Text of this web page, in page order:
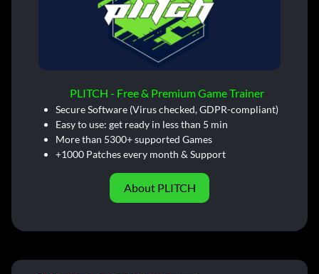
PLITCH - Free & Premium Game Trainer
Secure Software (Virus checked, GDPR-compliant)
Easy to use: get ready in less than 5 min
More than 5300+ supported Games
+1000 Patches every month & Support
About PLITCH